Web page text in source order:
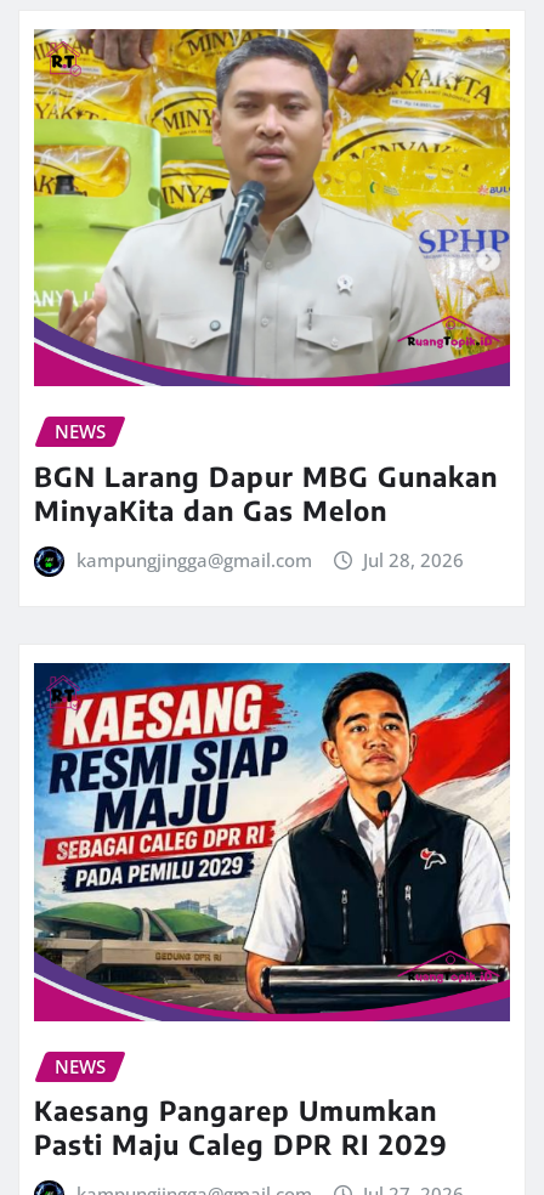
NEWS
BGN Larang Dapur MBG Gunakan
MinyaKita dan Gas Melon
kampungjingga@gmail.com Jul 28, 2026
NEWS
Kaesang Pangarep Umumkan
Pasti Maju Caleg DPR RI 2029